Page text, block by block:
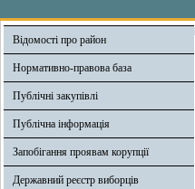
Відомості про район
Нормативно-правова база
Публічні закупівлі
Публічна інформація
Запобігання проявам корупції
Державний реєстр виборців